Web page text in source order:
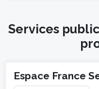
Services
Espace France